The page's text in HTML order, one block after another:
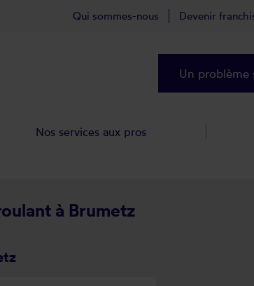
à Brumetz
Qui sommes-nous Devenir
Un problème
Nos services aux pros